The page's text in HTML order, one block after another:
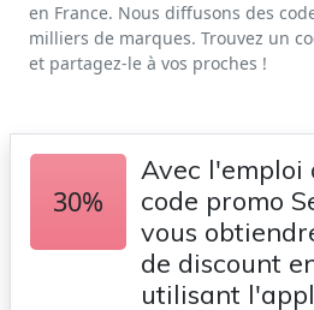
en France. Nous diffusons des
milliers de marques. Trouvez un
et partagez-le à vos proches !
30%
Avec l'emploi
code promo
vous
de discount
utilisant